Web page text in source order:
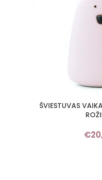
Į KREPŠELĮ
ŠVIESTUVAS
€